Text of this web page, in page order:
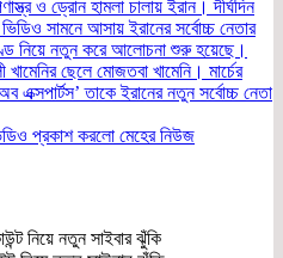
ও ড্রোন হামলা চালায় ইরান। দীর্ঘদিন
সামনে আসায় ইরানের সর্বোচ্চ নেতার
নিয়ে নতুন করে আলোচনা শুরু হয়েছে।
ছেলে মোজতবা খামেনি। মার্চের
এক্সপার্টস’ তাকে ইরানের নতুন সর্বোচ্চ নেতা
প্রকাশ করলো মেহের নিউজ